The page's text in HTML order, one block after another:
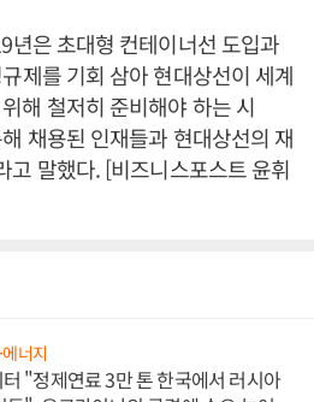
년은 초대형 컨테이너선 도입과
제를 기회 삼아 현대상선이 세계
해 철저히 준비해야 하는 시
채용된 인재들과 현대상선의 재
고 말했다. [비즈니스포스트 윤휘
너지
"정제연료 3만 톤 한국에서 러시아